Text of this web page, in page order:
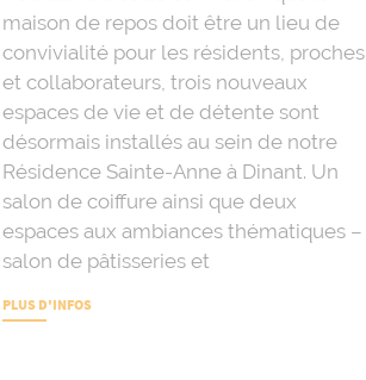
maison de repos doit être un lieu de
convivialité pour les résidents, proches
et collaborateurs, trois nouveaux
espaces de vie et de détente sont
désormais installés au sein de notre
Résidence Sainte-Anne à Dinant. Un
salon de coiffure ainsi que deux
espaces aux ambiances thématiques –
salon de pâtisseries et
PLUS D'INFOS